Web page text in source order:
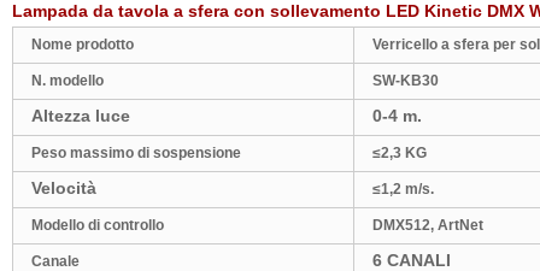
Lampada da tavola a sfera con sollevamento LED Kinetic DMX
Nome prodotto Verricello a sfera per
N. modello SW-KB30
Altezza luce 0-4 m.
Peso massimo di sospensione ≤2,3 KG
Velocità ≤1,2 m/s.
Modello di controllo DMX512, ArtNet
Canale 6 CANALI